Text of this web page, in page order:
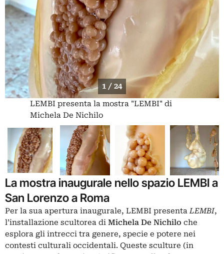
1 / 24
LEMBI presenta la mostra "LEMBI" di
Michela De Nichilo
La mostra inaugurale nello spazio LEMBI a
San Lorenzo a Roma
Per la sua apertura inaugurale, LEMBI presentaLEMBI,
l’installazione scultorea di Michela De Nichilo che
esplora gli intrecci tra genere, specie e potere nei
contesti culturali occidentali. Queste sculture (in